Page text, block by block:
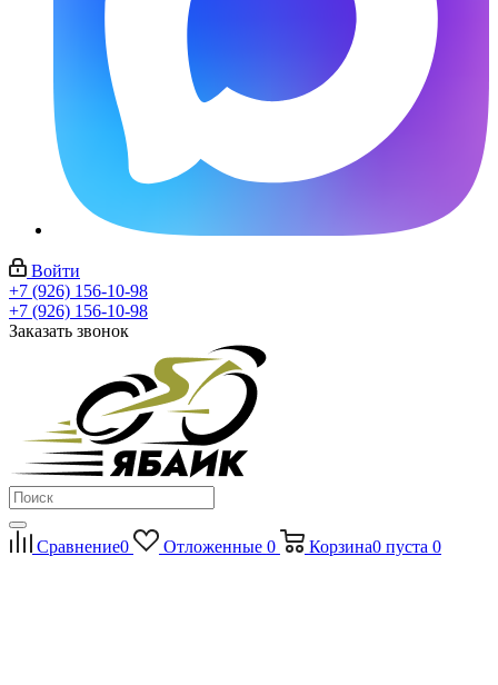
Войти
+7 (926) 156-10-98
+7 (926) 156-10-98
Заказать звонок
Сравнение0 Отложенные 0 Корзина0 пуста 0